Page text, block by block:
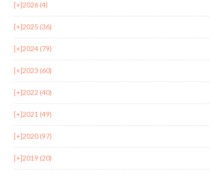
[+]2026 (4)
[+]2025 (36)
[+]2024 (79)
[+]2023 (60)
[+]2022 (40)
[+]2021 (49)
[+]2020 (97)
[+]2019 (20)